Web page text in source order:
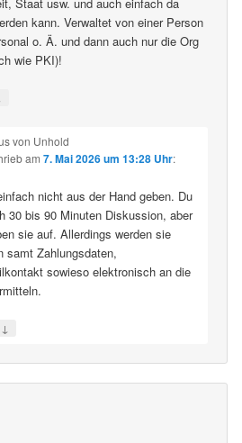
kann. Verwaltet von einer Person
o. Ä. und dann auch nur die Org
wie PKI)!
von Unhold
am 7. Mai 2026 um 13:28 Uhr:
nicht aus der Hand geben. Du
30 bis 90 Minuten Diskussion, aber
sie auf. Allerdings werden sie
samt Zahlungsdaten,
sowieso elektronisch an die
↓